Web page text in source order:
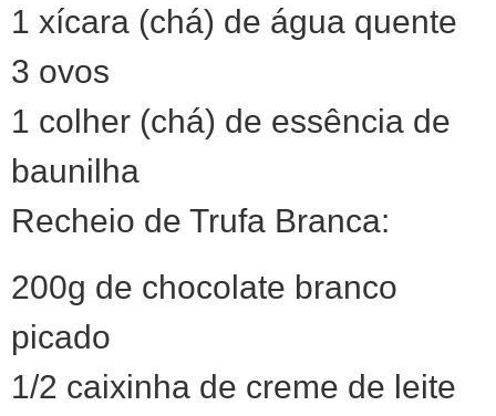
1 xícara (chá) de água quente
3 ovos
1 colher (chá) de essência de
baunilha
Recheio de Trufa Branca:
200g de chocolate branco
picado
1/2 caixinha de creme de leite